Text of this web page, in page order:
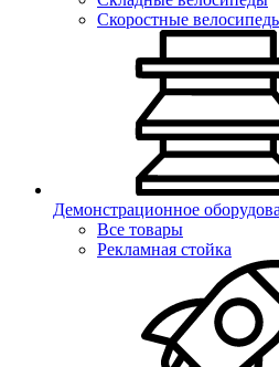
Скоростные
Демонстрационное
Все товары
Рекламная стойка